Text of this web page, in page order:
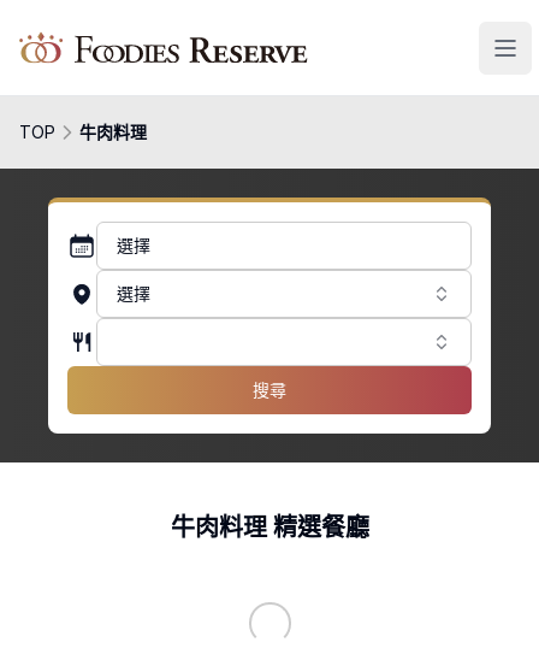
Foodies Reserve
TOP 牛肉料理
選擇
選擇
搜尋
牛肉料理 精選餐廳